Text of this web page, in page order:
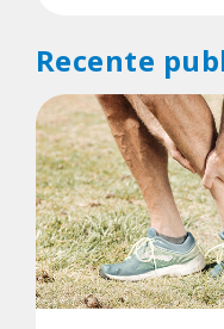
Recente